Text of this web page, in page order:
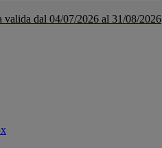
dal 04/07/2026 al 31/08/2026